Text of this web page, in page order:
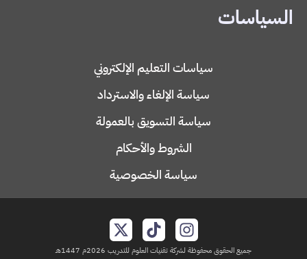
السياسات
سياسات التعليم الإلكتروني
سياسة الإلغاء والاسترداد
سياسة التسويق بالعمولة
الشروط والأحكام
سياسة الخصوصية
جميع الحقوق محفوظة لشركة تقنيات العلوم للتدريب 2026م 1447هـ